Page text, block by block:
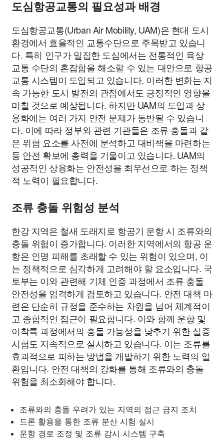
교통 생활 기타
도심항공교통의 필요성과 배경
도심항공교통(Urban Air Mobility, UAM)은 현대 도시
환경에서 효율적인 교통수단으로 주목받고 있습니
다. 특히 인구가 밀집한 도심에서는 전통적인 육상
교통 수단의 혼잡함을 해소할 수 있는 대안으로 항공
교통 시스템이 도입되고 있습니다. 이러한 변화는 지
속 가능한 도시 발전의 관점에서도 긍정적인 영향을
미칠 것으로 예상됩니다. 하지만 UAM의 도입과 상
용화에는 여러 가지 안전 문제가 동반될 수 있습니
다. 이에 따라 정부와 관련 기관들은 조류 충돌과 같
은 위험 요소를 사전에 분석하고 대비책을 마련하는
등 안전 확보에 총력을 기울이고 있습니다. UAM의
성공적인 상용화는 안전성을 최우선으로 하는 정책
적 노력이 필요합니다.
조류 충돌 위험성 분석
한강 지역은 철새 도래지로 항공기 운항 시 조류와의
충돌 위험이 증가합니다. 이러한 지역에서의 항공 운
항은 인명 피해를 초래할 수 있는 위험이 있으며, 이
는 정책적으로 심각하게 고려해야 할 요소입니다. 국
토부는 이와 관련해 기체 인증 과정에서 조류 충돌
안전성을 엄격하게 검토하고 있습니다. 안전 대책 마
련은 단순히 규정을 준수하는 차원을 넘어 체계적이
고 종합적인 접근이 필요합니다. 이와 함께 운항 및
이착륙 과정에서의 충돌 가능성을 낮추기 위한 실증
시험도 지속적으로 실시하고 있습니다. 이는 조류를
효과적으로 피하는 방법을 개발하기 위한 노력의 일
환입니다. 안전 대책의 강화를 통해 조류와의 충돌
위험을 최소화해야 합니다.
조류와의 충돌 우려가 있는 지역의 접근 금지 조치
드론 활용을 통한 조류 분산 시험 실시
운항 경로 조정 및 조류 감시 시스템 구축